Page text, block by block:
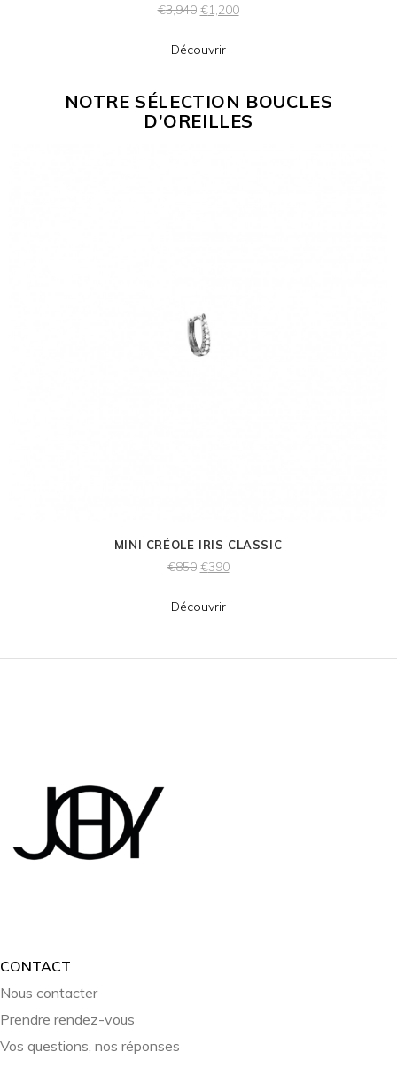
€3,940 €1,200
Découvrir
NOTRE SÉLECTION BOUCLES
D’OREILLES
MINI CRÉOLE IRIS CLASSIC
€850 €390
Découvrir
CONTACT
Nous contacter
Prendre rendez-vous
Vos questions, nos réponses